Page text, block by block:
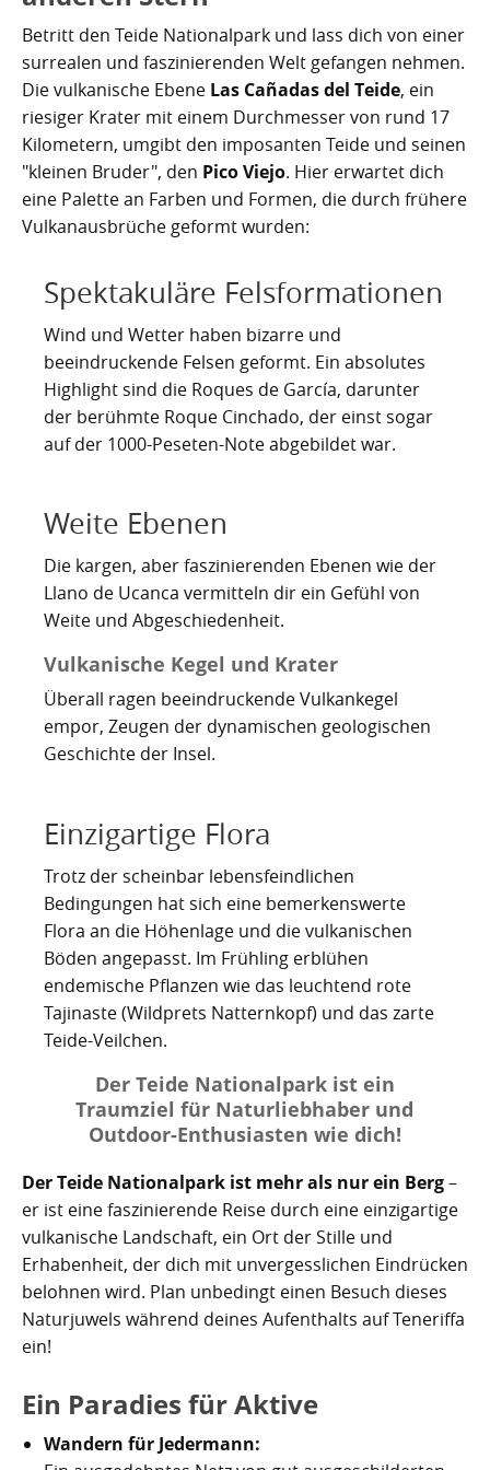
Das Observatorium
Pyramiden von Güímar
Giftige Insekten und Spinnen auf den Kanaren
Riesenkalmare in den Gewässern um die Kanarischen
Inseln
Garachico
Granadilla de Abona
Güímar
Guía de Isora
Icod de los Vinos
La Orotava
La Victoria de Acentejo
Los Realejos
Los Silos
San Juan de la Rambla
Santa Cruz de Tenerife
Santa Úrsula
Tacoronte
Tegueste
Achamán - Himmelsgott der Guanchen
Guayota - Teide, Feuer und die Logik der Angst
Magec - Sonne, Licht und Kalenderwissen
Chaxiraxi - Muttergöttin der Guanchen
Achuguayo - Mond, Zeit und heilige Schluchten
San Borondón
Wie Kastilien die Kanarischen Inseln unterwarf
Die Schlachten um Teneriffa
Der Widerstand
Konstanz und Teneriffa
François Le Clerc
Amaro Pargo
Garachico 1706
Die Schlacht von Santa Cruz 1797
Franco auf Teneriffa
Nachhaltig bauen und sanieren auf den Kanaren
Walbeobachtung statt Show
Star Wars auf Teneriffa?
Ferienwohnungen legal vermieten
Finca oder Ferienhaus?
Die Cochenille-Schildlaus
Teneriffas Naturwunder
Die Geologie Teneriffas
Die Guanchen
Legenden, Geheimnisse und die stille Logik Teneriffas
La Palma und die Tsunami-Erzählung
Betritt den Teide Nationalpark und lass dich von einer
surrealen und faszinierenden Welt gefangen nehmen.
Die vulkanische Ebene Las Cañadas del Teide, ein
riesiger Krater mit einem Durchmesser von rund 17
Kilometern, umgibt den imposanten Teide und seinen
"kleinen Bruder", den Pico Viejo. Hier erwartet dich
eine Palette an Farben und Formen, die durch frühere
Vulkanausbrüche geformt wurden:
Spektakuläre Felsformationen
Wind und Wetter haben bizarre und
beeindruckende Felsen geformt. Ein absolutes
Highlight sind die Roques de García, darunter
der berühmte Roque Cinchado, der einst sogar
auf der 1000-Peseten-Note abgebildet war.
Weite Ebenen
Die kargen, aber faszinierenden Ebenen wie der
Llano de Ucanca vermitteln dir ein Gefühl von
Weite und Abgeschiedenheit.
Vulkanische Kegel und Krater
Überall ragen beeindruckende Vulkankegel
empor, Zeugen der dynamischen geologischen
Geschichte der Insel.
Einzigartige Flora
Trotz der scheinbar lebensfeindlichen
Bedingungen hat sich eine bemerkenswerte
Flora an die Höhenlage und die vulkanischen
Böden angepasst. Im Frühling erblühen
endemische Pflanzen wie das leuchtend rote
Tajinaste (Wildprets Natternkopf) und das zarte
Teide-Veilchen.
Der Teide Nationalpark ist ein
Traumziel für Naturliebhaber und
Outdoor-Enthusiasten wie dich!
Der Teide Nationalpark ist mehr als nur ein Berg–
er ist eine faszinierende Reise durch eine einzigartige
vulkanische Landschaft, ein Ort der Stille und
Erhabenheit, der dich mit unvergesslichen Eindrücken
belohnen wird. Plan unbedingt einen Besuch dieses
Naturjuwels während deines Aufenthalts auf Teneriffa
ein!
Ein Paradies für Aktive
Wandern für Jedermann: